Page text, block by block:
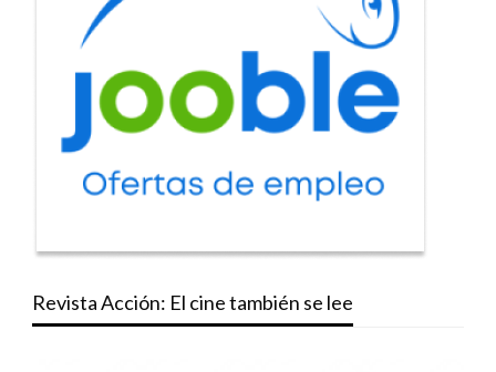
Revista Acción: El cine también se lee